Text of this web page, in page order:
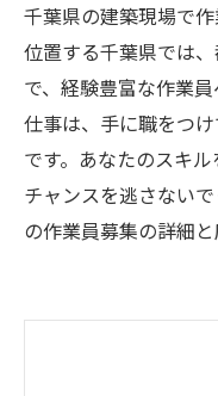
千葉県の建築現場で
位置する千葉県では
で、経験豊富な作業
仕事は、手に職をつ
です。あなたのスキ
チャンスを逃さない
の作業員募集の詳細と